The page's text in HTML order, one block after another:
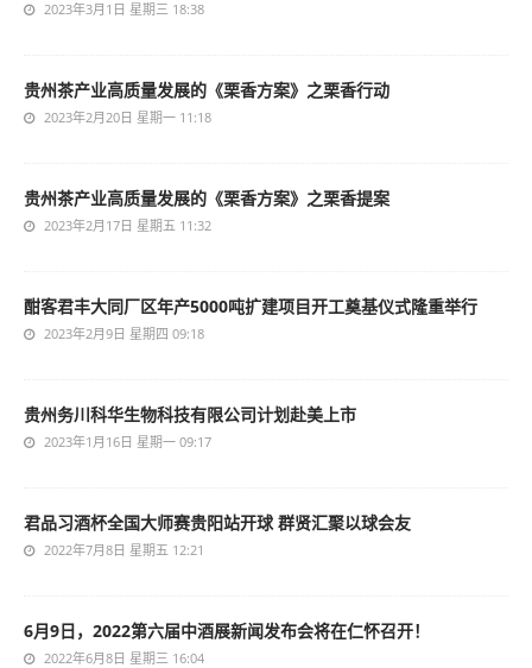
2023年3月1日 星期三 18:38
贵州茶产业高质量发展的《栗香方案》之栗香行动
2023年2月20日 星期一 11:18
贵州茶产业高质量发展的《栗香方案》之栗香提案
2023年2月17日 星期五 11:32
酣客君丰大同厂区年产5000吨扩建项目开工奠基仪式隆重举行
2023年2月9日 星期四 09:18
贵州务川科华生物科技有限公司计划赴美上市
2023年1月16日 星期一 09:17
​君品习酒杯全国大师赛贵阳站开球 群贤汇聚以球会友
2022年7月8日 星期五 12:21
6月9日，2022第六届中酒展新闻发布会将在仁怀召开！
2022年6月8日 星期三 16:04